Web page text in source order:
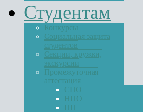
Студентам
Конкурсы
Социальная защита
студентов
Секции, кружки,
экскурсии
Промежуточная
аттестация
СПО
НПО
ПП